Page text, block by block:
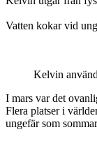
Vatten kokar vid
Kelvin
I mars var det
Flera platser i
ungefär som